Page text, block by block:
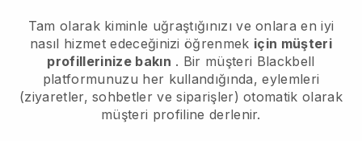
Tam olarak kiminle uğraştığınızı ve onlara en iyi
nasıl hizmet edeceğinizi öğrenmek için müşteri
profillerinize bakın . Bir müşteri Blackbell
platformunuzu her kullandığında, eylemleri
(ziyaretler, sohbetler ve siparişler) otomatik olarak
müşteri profiline derlenir.